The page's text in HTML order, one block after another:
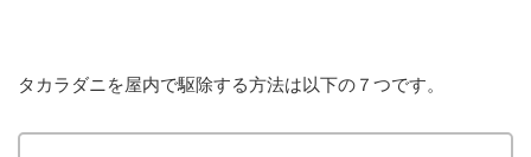
タカラダニを屋内で駆除する方法は以下の７つです。